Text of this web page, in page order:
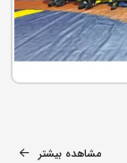
مشاهده بیشتر